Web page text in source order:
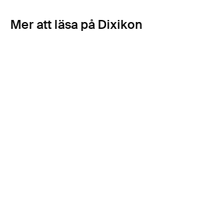
Mer att läsa på Dixikon